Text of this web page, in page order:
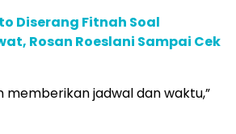
Diserang Fitnah Soal
Rosan Roeslani Sampai Cek
memberikan jadwal dan waktu,”